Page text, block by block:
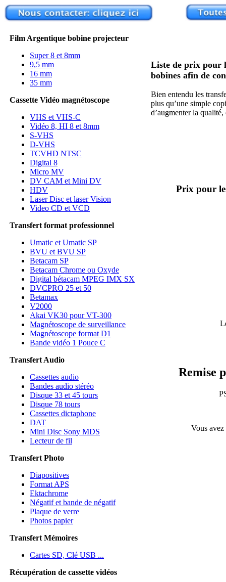
Liste de prix pour
bobines afin de
Bien entendu les
plus qu’une simple
d’augmenter la
Prix pour
Remise
Vous
Film Argentique bobine projecteur
Super 8 et 8mm
9,5 mm
16 mm
35 mm
Cassette Vidéo magnétoscope
VHS et VHS-C
Vidéo 8, HI 8 et 8mm
S-VHS
D-VHS
TCVHD NTSC
Digital 8
Micro MV
DV CAM et Mini DV
HDV
Laser Disc et laser Vision
Video CD et VCD
Transfert format professionnel
Umatic et Umatic SP
BVU et BVU SP
Betacam SP
Betacam Chrome ou Oxyde
Digital bétacam MPEG IMX SX
DVCPRO 25 et 50
Betamax
V2000
Akai VK30 pour VT-300
Magnétoscope de surveillance
Magnétoscope format D1
Bande vidéo 1 Pouce C
Transfert Audio
Cassettes audio
Bandes audio stéréo
Disque 33 et 45 tours
Disque 78 tours
Cassettes dictaphone
DAT
Mini Disc Sony MDS
Lecteur de fil
Transfert Photo
Diapositives
Format APS
Ektachrome
Négatif et bande de négatif
Plaque de verre
Photos papier
Transfert Mémoires
Cartes SD, Clé USB ...
Récupération de cassette vidéos